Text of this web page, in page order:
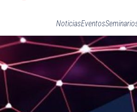
NoticiasEventos